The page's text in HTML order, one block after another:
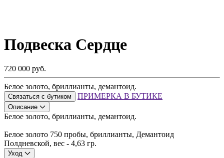
Подвеска Сердце
720 000 руб.
Белое золото, бриллианты, демантоид.
Связаться с бутиком ПРИМЕРКА В БУТИКЕ
Описание
Белое золото, бриллианты, демантоид.
Белое золото 750 пробы, бриллианты, Демантоид
Полдневской, вес - 4,63 гр.
Уход